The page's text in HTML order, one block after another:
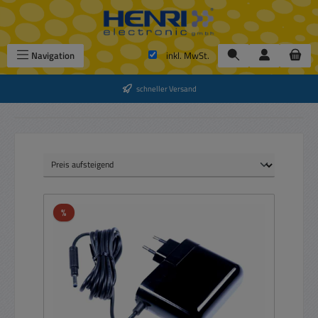
Zum Hauptinhalt springen
Navigation inkl. MwSt.
schneller Versand
%Rabatt